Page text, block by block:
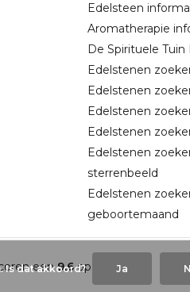
Edelsteen
Aromatherapie
De Spirituele Tuin
Edelstenen
Edelstenen
Edelstenen
Edelstenen
Edelstenen
sterrenbeeld
Edelstenen
geboortemaand
een9,6op Google
Is dat akkoord? Ja